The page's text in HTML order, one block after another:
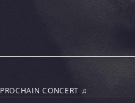
PROCHAIN CONCERT ♫